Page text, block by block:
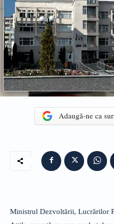
Adaugă-ne ca
Ministrul Dezvoltării, Lucrărilor